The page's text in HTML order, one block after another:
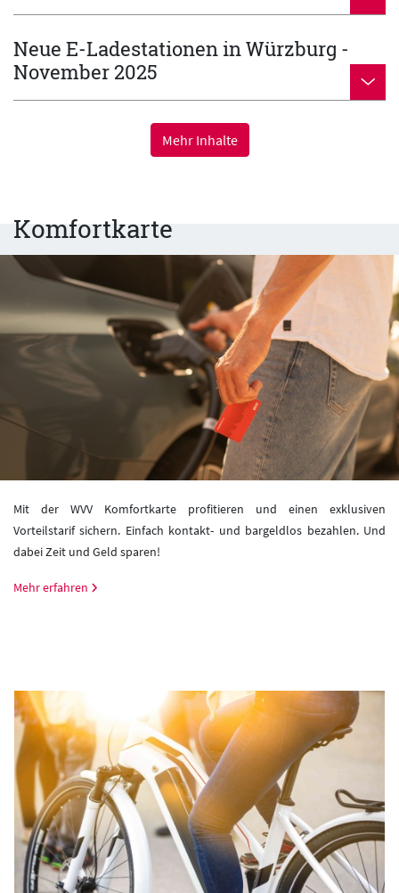
Neue E-Ladestationen in Würzburg -
November 2025
Mehr Inhalte
Komfortkarte
Mit der WVV Komfortkarte profitieren und einen exklusiven
Vorteilstarif sichern. Einfach kontakt- und bargeldlos bezahlen. Und
dabei Zeit und Geld sparen!
Mehr erfahren